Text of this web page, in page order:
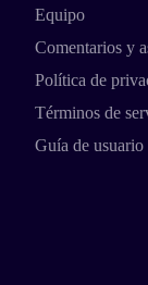
Equipo
Comentarios y
Política de
Términos de
Guía de usuario